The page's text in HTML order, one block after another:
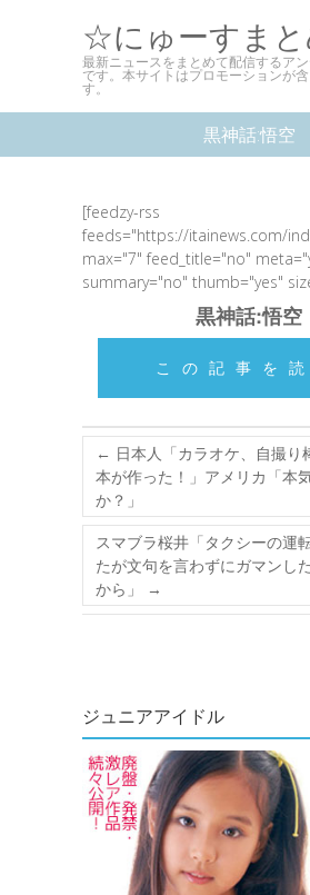
☆にゅーすま
最新ニュースをまとめて配信するア
です。本サイトはプロモーションが
す。
黒神話:悟空
[feedzy-rss
feeds="https://itainews.com/
max="7" feed_title="no"
summary="no" thumb="yes"
黒神話:悟空
この記事を
← 日本人「カラオケ、自撮り
本が作った！」アメリカ「本
か？」
スマブラ桜井「タクシーの運
たが文句を言わずにガマンし
から」
→
ジュニアアイドル